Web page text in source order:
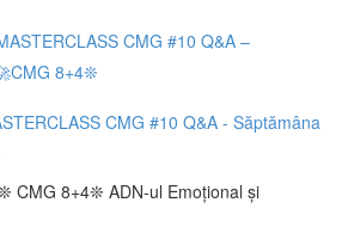
CMG #10 Q&A –
8+4❊
CMG #10 Q&A - Săptămâna
CMG 8+4❊ ADN-ul Emoțional și